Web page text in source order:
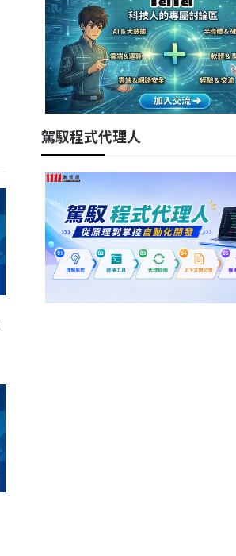
宇軒展業有限公司
駕馭程式代理人